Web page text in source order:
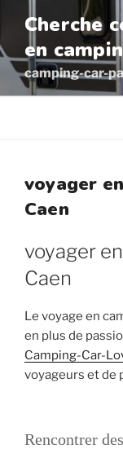
contenu
principal
Cherche
en
camping-car-
voyager
Caen
voyager
Caen
Le voyage en
en plus de
Camping-Car-
voyageurs et de
Rencontrer